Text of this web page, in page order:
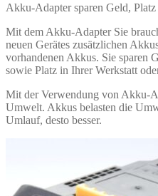
Akku-Adapter sparen Geld,
Mit dem Akku-Adapter Sie
neuen Gerätes zusätzlichen
vorhandenen Akkus. Sie sparen
sowie Platz in Ihrer Werkstatt
Mit der Verwendung von Akku-
Umwelt. Akkus belasten die
Umlauf, desto besser.